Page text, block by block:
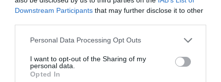
Downstream Participants that may further disclose it to other
Personal Data Processing Opt Outs
I want to opt-out of the Sharing of my
personal data.
Opted In
Νέοι Διαγωνισμοί❯
Tags
ΝΕΚΤΑΡΙΑ ΚΑΡΑΝΤΖΗ